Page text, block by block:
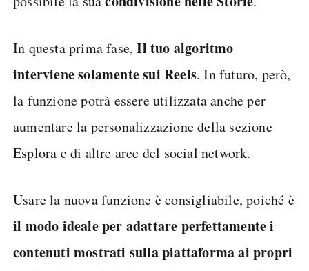
In questa prima fase,Iltuo algoritmo
interviene solamente sui Reels. In futuro, però,
la funzione potrà essere utilizzata anche per
aumentare la personalizzazione della sezione
Esplora e di altre aree del social network.
Usare la nuova funzione è consigliabile, poiché è
il modo ideale per adattare perfettamente i
contenuti mostrati sulla piattaforma ai propri